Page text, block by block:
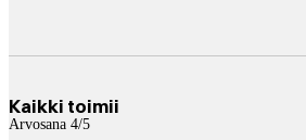
Kaikki toimii
Arvosana 4/5